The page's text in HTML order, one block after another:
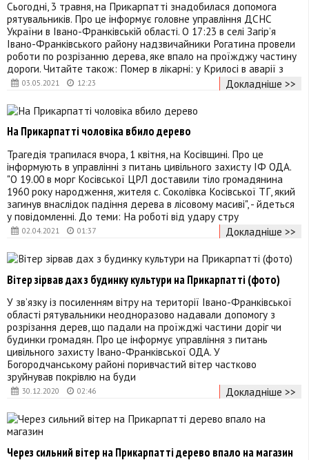
03.05.2021 12:23
Сьогодні, 3 травня, на Прикарпатті знадобилася допомога
рятувальників. Про це інформує головне управління ДСНС
України в Івано-Франківській області. О 17:23 в селі Загір’я
Івано-Франківського району надзвичайники Рогатина провели
роботи по розрізанню дерева, яке впало на проїжджу частину
дороги. Читайте також: Помер в лікарні: у Крилосі в аварії з
Докладніше >>
02.04.2021 01:37
На Прикарпатті чоловіка вбило дерево
Трагедія трапилася вчора, 1 квітня, на Косівщині. Про це
інформують в управлінні з питань цивільного захисту ІФ ОДА.
"О 19.00 в морг Косівської ЦРЛ доставили тіло громадянина
1960 року народження, жителя с. Соколівка Косівської ТГ, який
загинув внаслідок падіння дерева в лісовому масиві", - йдеться
у повідомленні. До теми: На роботі від удару стру
Докладніше >>
30.12.2020 02:46
Вітер зірвав дах з будинку культури на Прикарпатті (фото)
У зв’язку із посиленням вітру на території Івано-Франківської
області рятувальники неодноразово надавали допомогу з
розрізання дерев, що падали на проїжджі частини доріг чи
будинки громадян. Про це інформує управління з питань
цивільного захисту Івано-Франківської ОДА. У
Богородчанському районі поривчастий вітер частково
зруйнував покрівлю на буди
Докладніше >>
Через сильний вітер на Прикарпатті дерево впало на магазин